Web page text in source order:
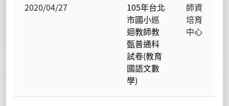
2020/04/27
105年台北
市國小巡
迴教師教
甄普通科
試卷(教育
國語文數
學)
師資
培育
中心